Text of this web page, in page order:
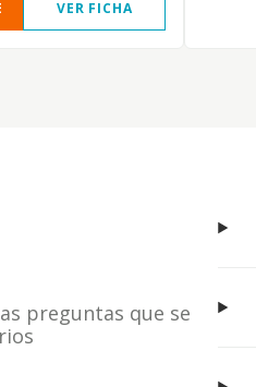
VER FICHA
preguntas que se